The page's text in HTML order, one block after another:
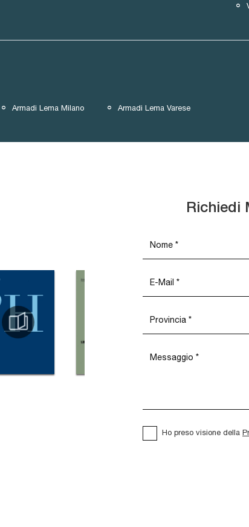
Armadi Lema Milano Armadi Lema Varese
Richiedi
Ho preso visione della